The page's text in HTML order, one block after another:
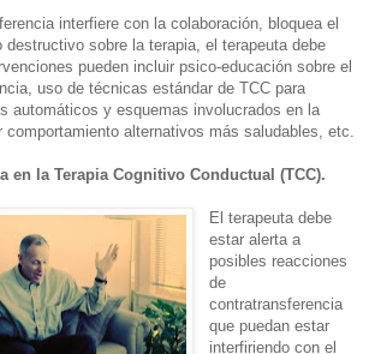
interfiere con la colaboración, bloquea el
destructivo sobre la terapia, el terapeuta debe
pueden incluir psico-educación sobre el
uso de técnicas estándar de TCC para
automáticos y esquemas involucrados en la
alternativos más saludables, etc.
en la Terapia Cognitivo Conductual (TCC).
El terapeuta debe
estar alerta a
posibles reacciones
de
contratransferencia
que puedan estar
interfiriendo con el